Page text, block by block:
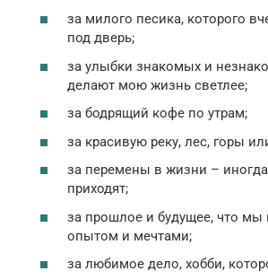
за милого песика, которого
под дверь;
за улыбки знакомых и
делают мою жизнь светлее;
за бодрящий кофе по утрам;
за красивую реку, лес, горы
за перемены в жизни –
приходят;
за прошлое и будущее, что
опытом и мечтами;
за любимое дело, хобби,